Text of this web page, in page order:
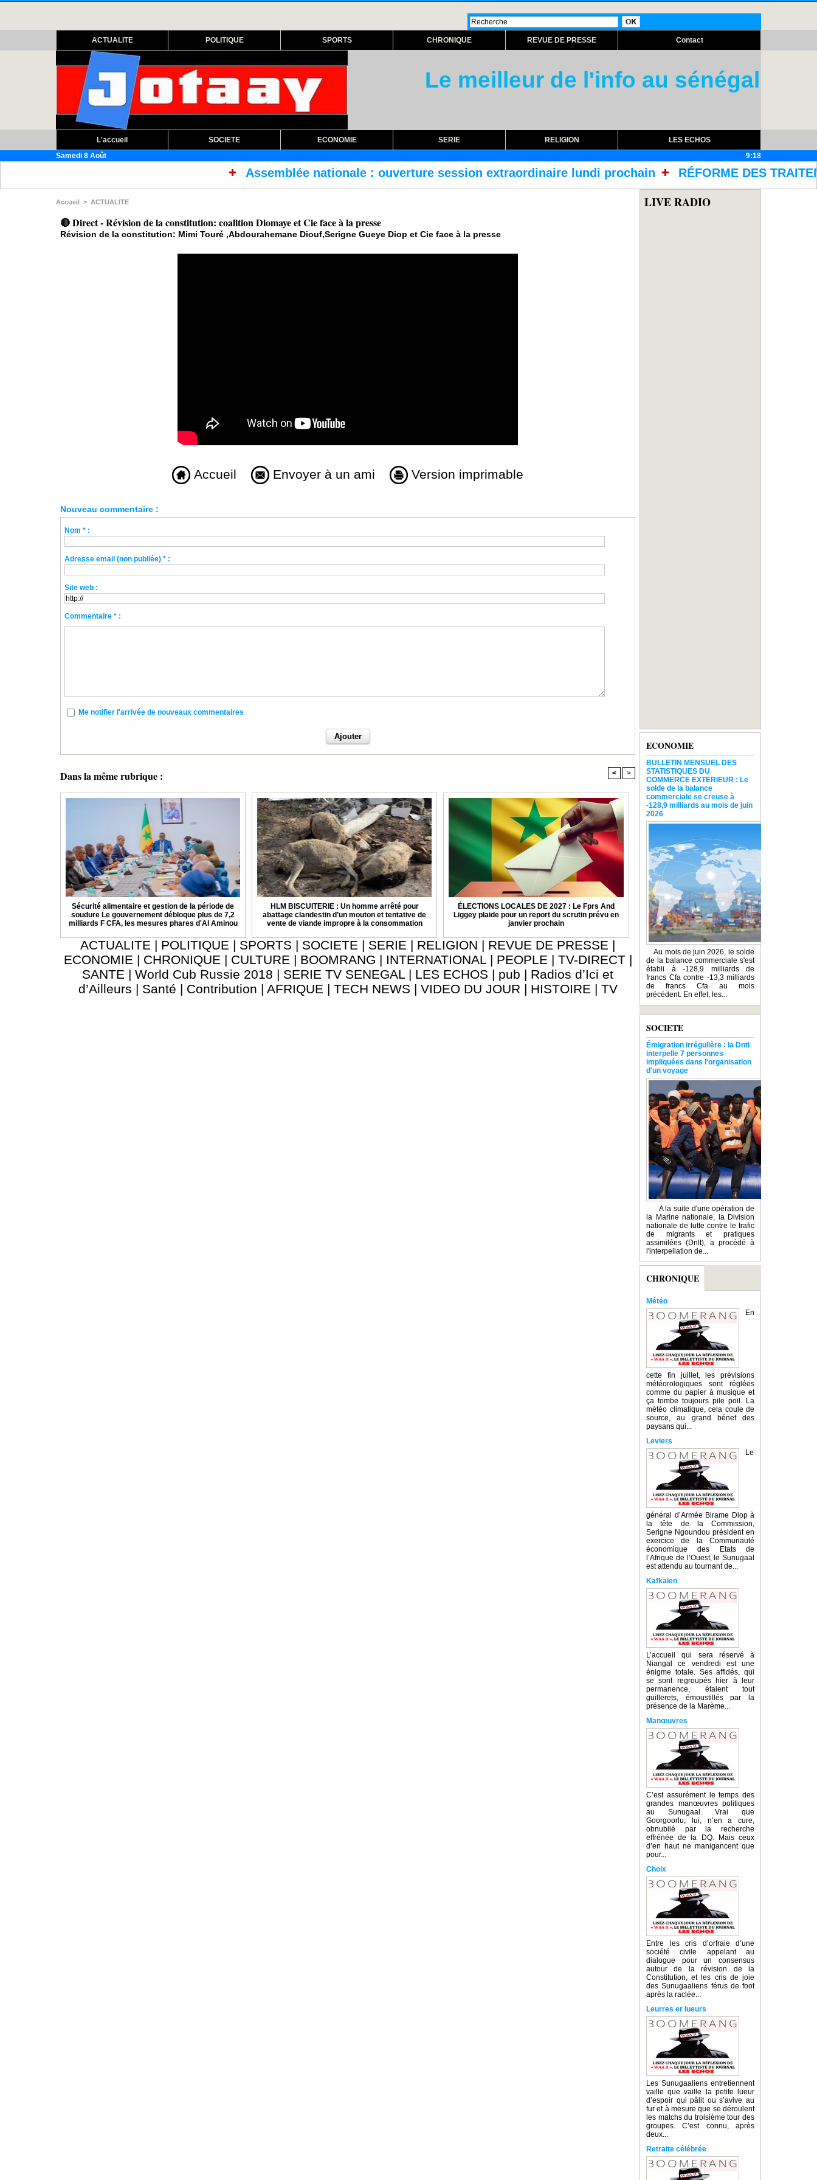
ACTUALITE POLITIQUE SPORTS CHRONIQUE REVUE DE PRESSE Contact
Le meilleur de l'info au sénégal
L'accueil SOCIETE ECONOMIE SERIE RELIGION
LES ECHOS
Samedi 8 Août
9:18
Assemblée nationale : ouverture session extraordinaire lundi prochain RÉFORME DES TRAITEMENTS DANS
Accueil > ACTUALITE
🔴 Direct - Révision de la constitution: coalition Diomaye et Cie face à la presse
Révision de la constitution: Mimi Touré ,Abdourahemane Diouf,Serigne Gueye Diop et Cie face à la presse
Accueil Envoyer à un ami Version imprimable
Nouveau commentaire :
Nom * :
Adresse email (non publiée) * :
Site web :
Commentaire * :
Me notifier l'arrivée de nouveaux commentaires
Dans la même rubrique : < >
Sécurité alimentaire et gestion de la période de
soudure Le gouvernement débloque plus de 7,2
milliards F CFA, les mesures phares d'Al Aminou
HLM BISCUITERIE : Un homme arrêté pour
abattage clandestin d’un mouton et tentative de
vente de viande impropre à la consommation
ÉLECTIONS LOCALES DE 2027 : Le Fprs And
Liggey plaide pour un report du scrutin prévu en
janvier prochain
ACTUALITE | POLITIQUE | SPORTS | SOCIETE | SERIE | RELIGION | REVUE DE PRESSE |
ECONOMIE | CHRONIQUE | CULTURE | BOOMRANG | INTERNATIONAL | PEOPLE | TV-DIRECT |
SANTE | World Cub Russie 2018 | SERIE TV SENEGAL | LES ECHOS | pub | Radios d’Ici et
d’Ailleurs | Santé | Contribution | AFRIQUE | TECH NEWS | VIDEO DU JOUR | HISTOIRE | TV
LIVE RADIO
ECONOMIE
BULLETIN MENSUEL DES
STATISTIQUES DU
COMMERCE EXTERIEUR : Le
solde de la balance
commerciale se creuse à
-128,9 milliards au mois de juin
2026
Au mois de juin 2026, le solde
de la balance commerciale s'est
établi à -128,9 milliards de
francs Cfa contre -13,3 milliards
de francs Cfa au mois
précédent. En effet, les...
SOCIETE
Émigration irrégulière : la Dntl
interpelle 7 personnes
impliquées dans l'organisation
d'un voyage
A la suite d'une opération de
la Marine nationale, la Division
nationale de lutte contre le trafic
de migrants et pratiques
assimilées (Dnlt), a procédé à
l'interpellation de...
CHRONIQUE
Météo
En
cette fin juillet, les prévisions
météorologiques sont réglées
comme du papier à musique et
ça tombe toujours pile poil. La
météo climatique, cela coule de
source, au grand bénef des
paysans qui...
Leviers
Le
général d’Armée Birame Diop à
la tête de la Commission,
Serigne Ngoundou président en
exercice de la Communauté
économique des Etats de
l’Afrique de l’Ouest, le Sunugaal
est attendu au tournant de...
Kafkaïen
L’accueil qui sera réservé à
Niangal ce vendredi est une
énigme totale. Ses affidés, qui
se sont regroupés hier à leur
permanence, étaient tout
guillerets, émoustillés par la
présence de la Marème...
Manœuvres
C’est assurément le temps des
grandes manœuvres politiques
au Sunugaal. Vrai que
Goorgoorlu, lui, n’en a cure,
obnubilé par la recherche
effrénée de la DQ. Mais ceux
d’en haut ne manigancent que
pour...
Choix
Entre les cris d’orfraie d’une
société civile appelant au
dialogue pour un consensus
autour de la révision de la
Constitution, et les cris de joie
des Sunugaaliens férus de foot
après la raclée...
Leurres er lueurs
Les Sunugaaliens entretiennent
vaille que vaille la petite lueur
d’espoir qui pâlit ou s’avive au
fur et à mesure que se déroulent
les matchs du troisième tour des
groupes. C’est connu, après
deux...
Retraite célébrée